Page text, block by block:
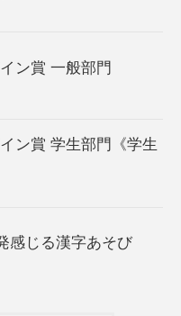
ン賞 一般部門
ン賞 学生部門《学生
感じる漢字あそび